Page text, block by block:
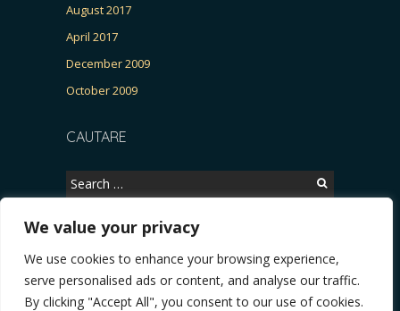
We value your privacy
We use cookies to enhance your browsing experience,
serve personalised ads or content, and analyse our traffic.
By clicking "Accept All", you consent to our use of cookies.
August 2017
April 2017
December 2009
October 2009
CAUTARE
Search
for:
Copyright © 2026, CERTITUDINEA.
parlamentarele și presa * VIDEO. Viata lui Eminescu (Necenzurat).